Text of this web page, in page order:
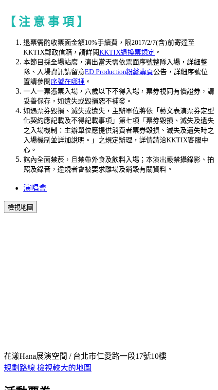
【 注 意 事 項 】
退票需酌收票面金額10%手續費，限2017/2/7(含)前寄達至
KKTIX郵政信箱，請詳閱KKTIX退換票規定 。
本節目採全場站席，演出當天需依票面序號整隊入場，詳細整
隊、入場資訊請留意ED Production粉絲專頁公告，詳細序號位
置請參閱 序號在哪裡 。
一人一票憑票入場，六歲以下不得入場，票券視同有價證券，請
妥善保存，如遺失或毀損恕不補發。
如遇票券毀損、滅失或遺失，主辦單位將依「藝文表演票券定型
化契約應記載及不得記載事項」第七項「票券毀損、滅失及遺失
之入場機制：主辦單位應提供消費者票券毀損、滅失及遺失時之
入場機制並詳加說明。」之規定辦理，詳情請洽KKTIX客服中
心。
館內全面禁菸，且禁帶外食及飲料入場；本演出嚴禁攝錄影、拍
照及錄音，違規者會被要求離場及銷毀有關資料。
演唱會
檢視地圖
花漾Hana展演空間 / 台北市仁愛路一段17號10樓
規劃路線 檢視較大的地圖